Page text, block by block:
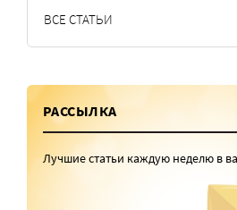
ВСЕ СТАТЬИ
РАССЫЛКА
Лучшие статьи каждую неделю в